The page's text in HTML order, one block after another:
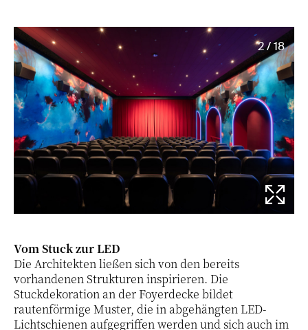
2 / 18
Vom Stuck zur LED
Die Architekten ließen sich von den bereits
vorhandenen Strukturen inspirieren. Die
Stuckdekoration an der Foyerdecke bildet
rautenförmige Muster, die in abgehängten LED-
Lichtschienen aufgegriffen werden und sich auch im